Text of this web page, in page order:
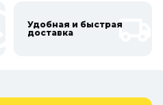
и убедитесь в их высоком
большой выбор дисков
Удобная и быстрая
доставка